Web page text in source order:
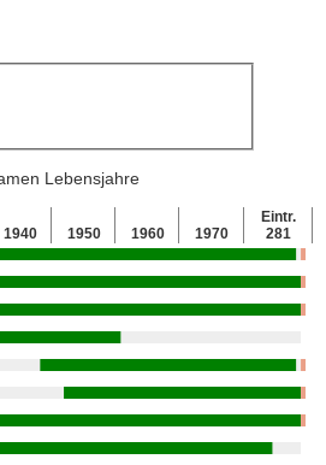
Lebensjahre
1940 1950 1960 1970
Eintr.
281